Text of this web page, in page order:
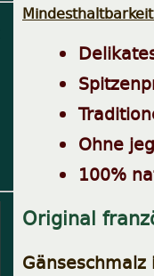
Ohne
100%
Original